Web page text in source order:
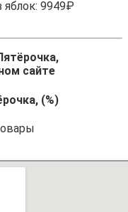
9949₽
сайте
(%)